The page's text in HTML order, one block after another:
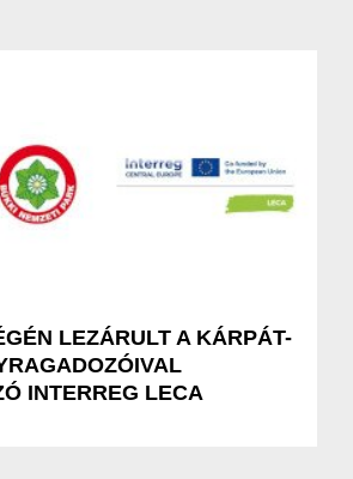
LEZÁRULT A KÁRPÁT-
INTERREG LECA